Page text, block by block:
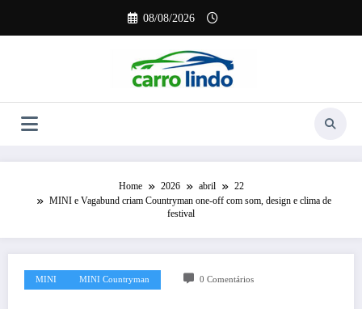
o
08/08/2026
Home 2026 abril
22
MINI e Vagabund criam Countryman one-off com som, design e clima de
festival
MINI MINI Countryman 0 Comentários